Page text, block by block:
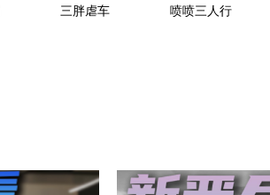
三胖虐车 喷喷三人行